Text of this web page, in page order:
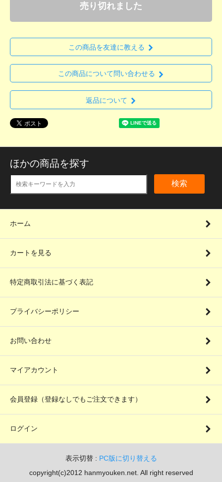
売り切れました
この商品を友達に教える
この商品について問い合わせる
返品について
ほかの商品を探す
検索
ホーム
カートを見る
特定商取引法に基づく表記
プライバシーポリシー
お問い合わせ
マイアカウント
会員登録（登録なしでもご注文できます）
ログイン
表示切替 : PC版に切り替える
copyright(c)2012 hanmyouken.net. All right reserved